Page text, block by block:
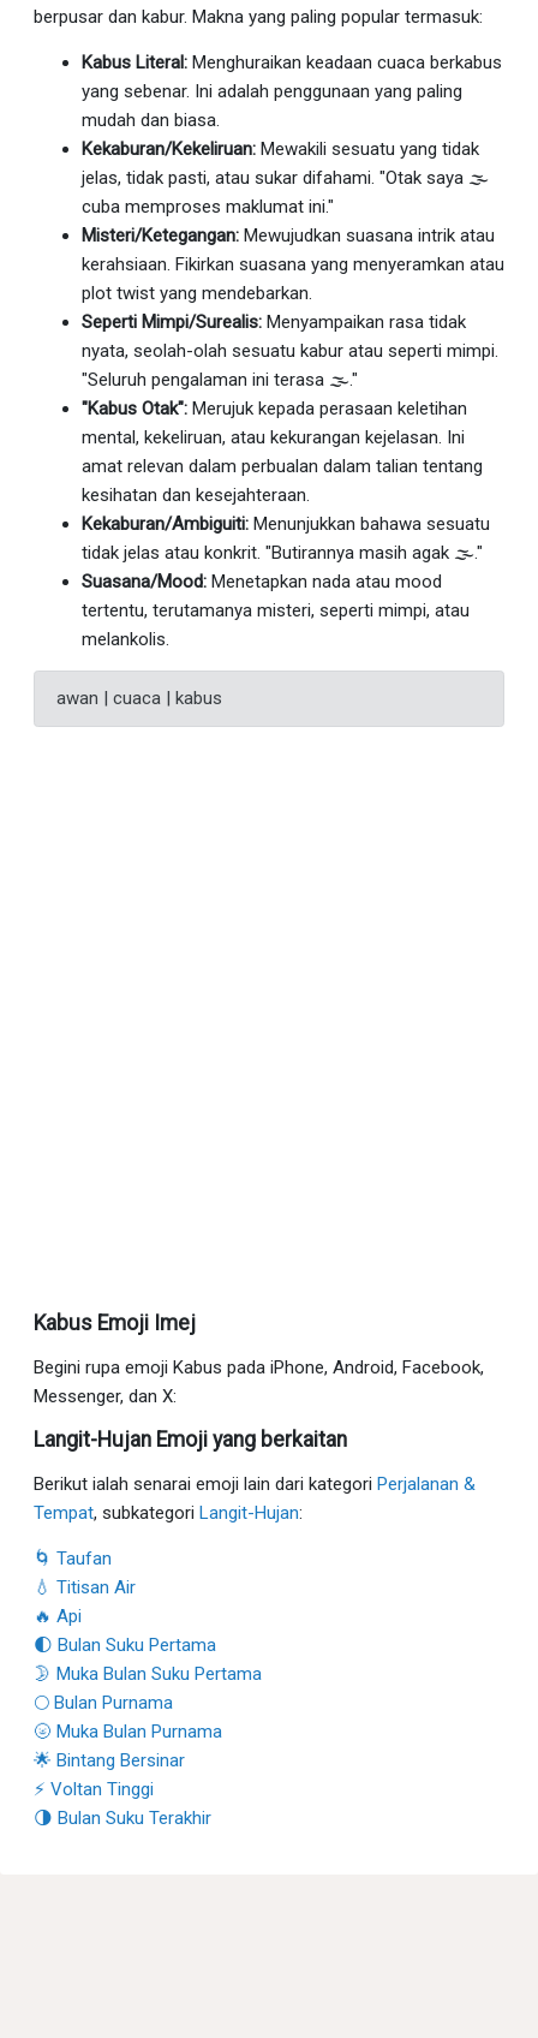
berpusar dan kabur. Makna yang paling popular termasuk:
Kabus Literal: Menghuraikan keadaan cuaca berkabus
yang sebenar. Ini adalah penggunaan yang paling
mudah dan biasa.
Kekaburan/Kekeliruan: Mewakili sesuatu yang tidak
jelas, tidak pasti, atau sukar difahami. "Otak saya 🌫
cuba memproses maklumat ini."
Misteri/Ketegangan: Mewujudkan suasana intrik atau
kerahsiaan. Fikirkan suasana yang menyeramkan atau
plot twist yang mendebarkan.
Seperti Mimpi/Surealis: Menyampaikan rasa tidak
nyata, seolah-olah sesuatu kabur atau seperti mimpi.
"Seluruh pengalaman ini terasa 🌫."
"Kabus Otak": Merujuk kepada perasaan keletihan
mental, kekeliruan, atau kekurangan kejelasan. Ini
amat relevan dalam perbualan dalam talian tentang
kesihatan dan kesejahteraan.
Kekaburan/Ambiguiti: Menunjukkan bahawa sesuatu
tidak jelas atau konkrit. "Butirannya masih agak 🌫."
Suasana/Mood: Menetapkan nada atau mood
tertentu, terutamanya misteri, seperti mimpi, atau
melankolis.
awan | cuaca | kabus
Kabus Emoji Imej
Begini rupa emoji Kabus pada iPhone, Android, Facebook,
Messenger, dan X:
Langit-Hujan Emoji yang berkaitan
Berikut ialah senarai emoji lain dari kategori Perjalanan &
Tempat, subkategori Langit-Hujan:
🌀 Taufan
💧 Titisan Air
🔥 Api
🌓 Bulan Suku Pertama
🌛 Muka Bulan Suku Pertama
🌕 Bulan Purnama
🌝 Muka Bulan Purnama
🌟 Bintang Bersinar
⚡ Voltan Tinggi
🌗 Bulan Suku Terakhir